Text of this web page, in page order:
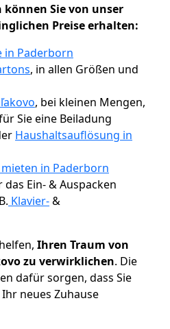
können Sie von unser
Preise erhalten:
in Paderborn
, in allen Größen und
, bei kleinen Mengen,
Sie eine Beiladung
Haushaltsauflösung in
in Paderborn
das Ein- & Auspacken
Klavier-&
Ihren Traum von
zu verwirklichen. Die
dafür sorgen, dass Sie
neues Zuhause